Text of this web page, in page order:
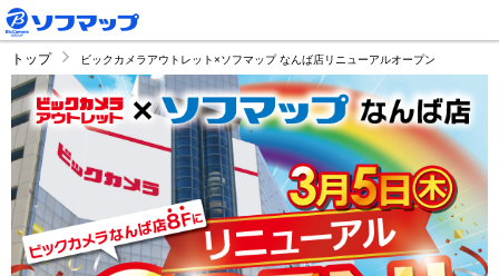
トップ ビックカメラアウトレット×ソフマップ なんば店リニューアルオープン